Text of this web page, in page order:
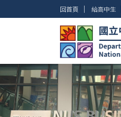
到
容
區
回首頁 │ 給高中生